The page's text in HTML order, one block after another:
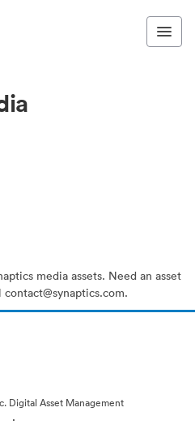
media assets. Need an asset
Digital Asset Management
·